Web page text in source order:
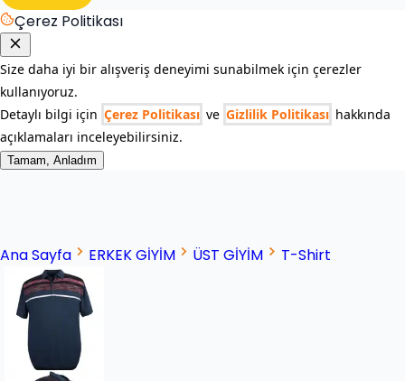
Çerez Politikası
Size daha iyi bir alışveriş deneyimi sunabilmek için çerezler
kullanıyoruz.
Detaylı bilgi için Çerez Politikası ve Gizlilik Politikası hakkında
açıklamaları inceleyebilirsiniz.
Tamam, Anladım
Ana Sayfa ERKEK GİYİM ÜST GİYİM T-Shirt